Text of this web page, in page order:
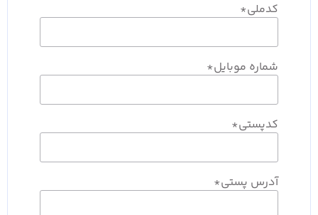
کدملی*
شماره موبایل*
کدپستی*
آدرس پستی*